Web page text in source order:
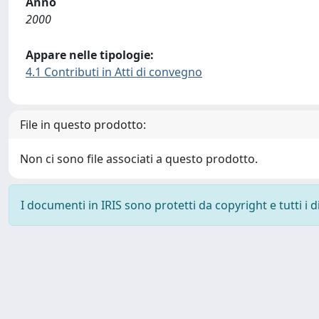
2000
Appare nelle tipologie:
4.1 Contributi in Atti di convegno
File in questo prodotto:
Non ci sono file associati a questo prodotto.
I documenti in IRIS sono protetti da copyright e tutti i